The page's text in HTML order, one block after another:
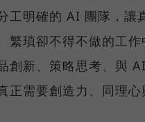
工明確的 AI 團隊，讓
繁瑣卻不得不做的工
創新、策略思考、與
正需要創造力、同理心